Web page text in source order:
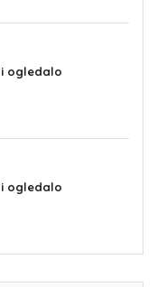
ogledalo
ogledalo